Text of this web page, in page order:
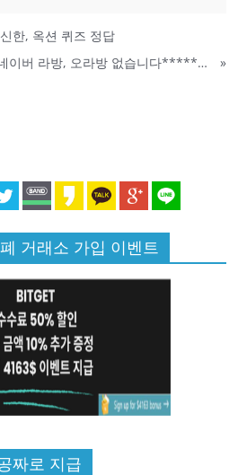
한, 옥션 퀴즈 정답
********23년 12월 31일 네이버 라방, 오라방 없습니다********
»
거래소 가입 이벤트
짜로 지급